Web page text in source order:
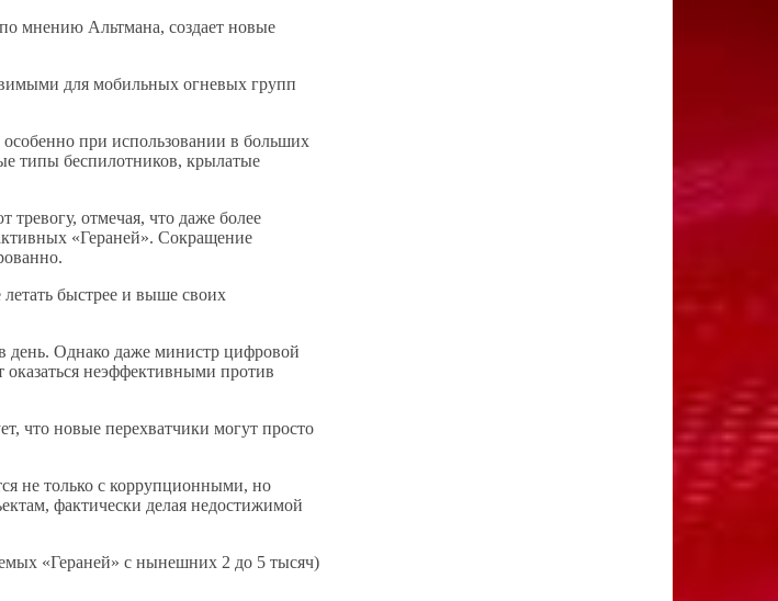
мнению Альтмана, создает новые
для мобильных огневых групп
при использовании в больших
типы беспилотников, крылатые
отмечая, что даже более
«Гераней». Сокращение
быстрее и выше своих
день. Однако даже министр цифровой
оказаться неэффективными против
что новые перехватчики могут просто
не только с коррупционными, но
фактически делая недостижимой
«Гераней» с нынешних 2 до 5 тысяч)